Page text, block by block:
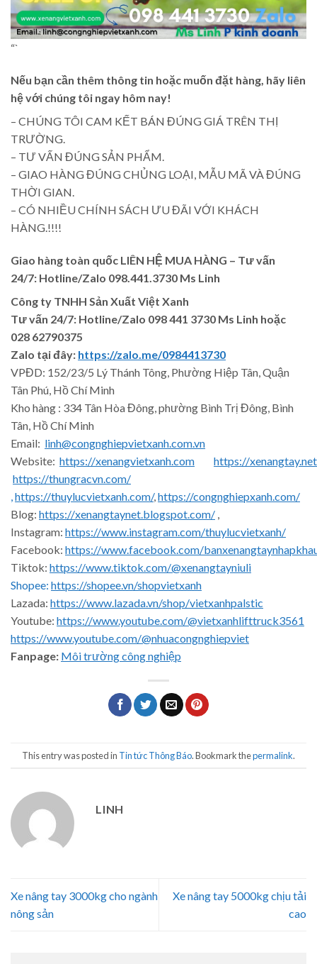
“`
Nếu bạn cần thêm thông tin hoặc muốn đặt hàng, hãy liên
hệ với chúng tôi ngay hôm nay!
– CHÚNG TÔI CAM KẾT BÁN ĐÚNG GIÁ TRÊN THỊ
TRƯỜNG.
– TƯ VẤN ĐÚNG SẢN PHẨM.
– GIAO HÀNG ĐÚNG CHỦNG LOẠI, MẪU MÃ VÀ ĐÚNG
THỜI GIAN.
– CÓ NHIỀU CHÍNH SÁCH ƯU ĐÃI VỚI KHÁCH
HÀNG.!!!!
Giao hàng toàn quốc LIÊN HỆ MUA HÀNG – Tư vấn
24/7: Hotline/Zalo 098.441.3730 Ms Linh
Công ty TNHH Sản Xuất Việt Xanh
Tư vấn 24/7: Hotline/Zalo 098 441 3730 Ms Linh hoặc
028 62790375
Zalo tại đây: https://zalo.me/0984413730
VPĐD: 152/23/5 Lý Thánh Tông, Phường Hiệp Tân, Quận
Tân Phú, Hồ Chí Minh
Kho hàng : 334 Tân Hòa Đông, phường Bình Trị Đông, Bình
Tân, Hồ Chí Minh
Email: linh@congnghiepvietxanh.com.vn
Website: https://xenangvietxanh.com
https://xenangtay.net
https://thungracvn.com/
,https://thuylucvietxanh.com/,https://congnghiepxanh.com/
Blog: https://xenangtaynet.blogspot.com/ ,
Instagram: https://www.instagram.com/thuylucvietxanh/
Facebook: https://www.facebook.com/
Tiktok: https://www.tiktok.com/@xenangtayniuli
Shopee: https://shopee.vn/shopvietxanh
Lazada: https://www.lazada.vn/shop/vietxanhpalstic
Youtube: https://www.youtube.com/@vietxanhlifttruck3561
https://www.youtube.com/@nhuacongnghiepviet
Fanpage: Môi trường công nghiệp
This entry was posted in Tin tức Thông Báo. Bookmark thepermalink.
LINH
Xe nâng tay 3000kg cho ngành
nông sản
Xe nâng tay 5000kg chịu tải
cao